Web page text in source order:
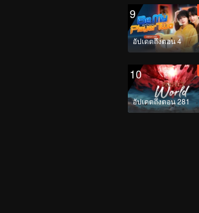
9
อัปเดตถึงตอน 4
10
อัปเดตถึงตอน 281